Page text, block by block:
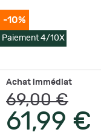
-10%
Paiement 4/10X
Achat immédiat
69,00 €
61,99 €